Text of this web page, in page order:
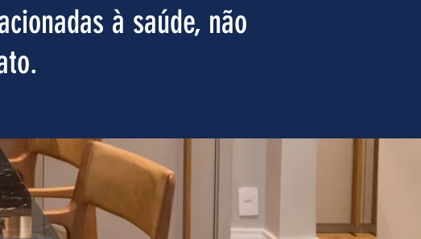
à saúde, não